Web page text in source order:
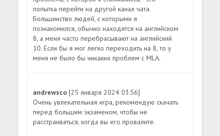
попытка перейти на другой канал чата.
Большинство людей, с которыми я
познакомился, обычно находятся на английском
8, а меня часто перебрасывают на английский
10. Если бы я мог легко переходить на 8, то у
меня не было бы никаких проблем с MLA.
andrewsco[25 января 2024 03:56]
Очень увлекательная игра, рекомендую скачать
перед большим экзаменом, чтобы не
расстраиваться, когда вы его провалите.